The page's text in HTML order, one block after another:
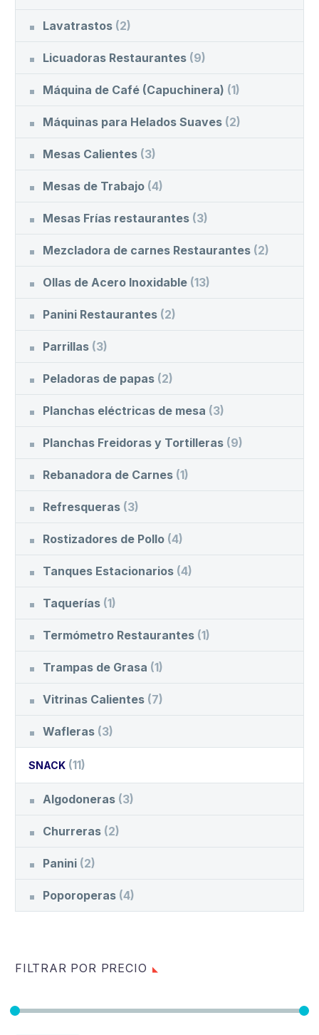
Lavatrastos (2)
Licuadoras Restaurantes (9)
Máquina de Café (Capuchinera) (1)
Máquinas para Helados Suaves (2)
Mesas Calientes (3)
Mesas de Trabajo (4)
Mesas Frías restaurantes (3)
Mezcladora de carnes Restaurantes (2)
Ollas de Acero Inoxidable (13)
Panini Restaurantes (2)
Parrillas (3)
Peladoras de papas (2)
Planchas eléctricas de mesa (3)
Planchas Freidoras y Tortilleras (9)
Rebanadora de Carnes (1)
Refresqueras (3)
Rostizadores de Pollo (4)
Tanques Estacionarios (4)
Taquerías (1)
Termómetro Restaurantes (1)
Trampas de Grasa (1)
Vitrinas Calientes (7)
Wafleras (3)
SNACK (11)
Algodoneras (3)
Churreras (2)
Panini (2)
Poporoperas (4)
FILTRAR POR PRECIO